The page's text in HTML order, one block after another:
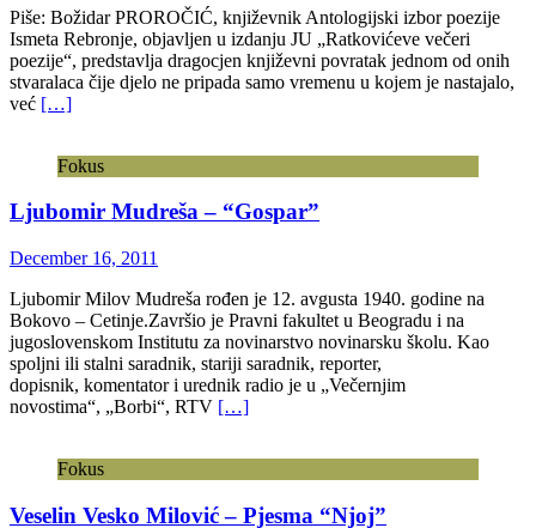
Piše: Božidar PROROČIĆ, književnik Antologijski izbor poezije
Ismeta Rebronje, objavljen u izdanju JU „Ratkovićeve večeri
poezije“, predstavlja dragocjen književni povratak jednom od onih
stvaralaca čije djelo ne pripada samo vremenu u kojem je nastajalo,
već […]
Fokus
Ljubomir Mudreša – “Gospar”
December 16, 2011
Ljubomir Milov Mudreša rođen je 12. avgusta 1940. godine na
Bokovo – Cetinje.Završio je Pravni fakultet u Beogradu i na
jugoslovenskom Institutu za novinarstvo novinarsku školu. Kao
spoljni ili stalni saradnik, stariji saradnik, reporter,
dopisnik, komentator i urednik radio je u „Večernjim
novostima“, „Borbi“, RTV […]
Fokus
Veselin Vesko Milović – Pjesma “Njoj”